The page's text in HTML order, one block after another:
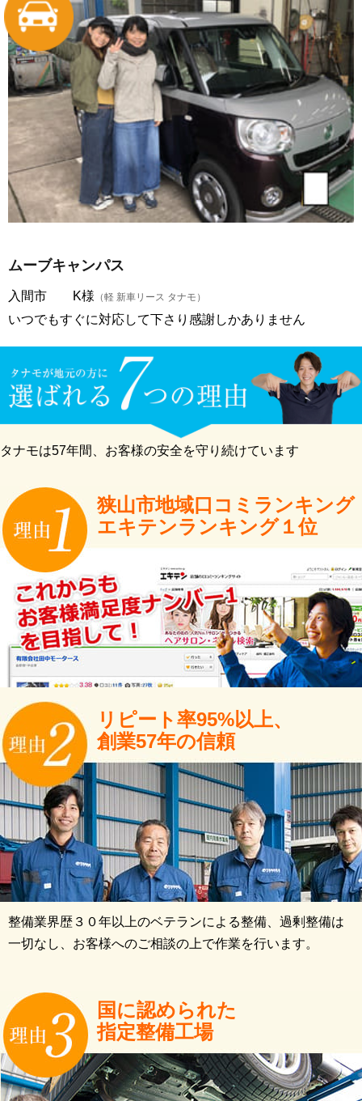
ムーブキャンパス
入間市 K様 （軽 新車リース タナモ）
いつでもすぐに対応して下さり感謝しかありません
タナモは57年間、お客様の安全を守り続けています
狭山市地域口コミランキング
エキテンランキング１位
リピート率95%以上、
創業57年の信頼
整備業界歴３０年以上のベテランによる整備、過剰整備は
一切なし、お客様へのご相談の上で作業を行います。
国に認められた
指定整備工場